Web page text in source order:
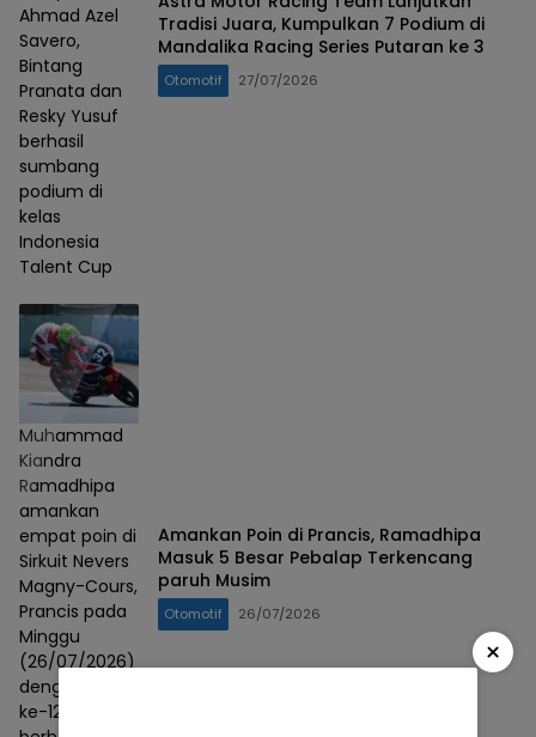
Ahmad Azel
Savero,
Bintang
Pranata dan
Resky Yusuf
berhasil
sumbang
podium di
kelas
Indonesia
Talent Cup
Tradisi Juara, Kumpulkan 7 Podium di
Mandalika Racing Series Putaran ke 3
Otomotif 27/07/2026
Muhammad
Kiandra
Ramadhipa
amankan
empat poin di
Sirkuit Nevers
Magny-Cours,
Prancis pada
Minggu
(26/07/2026)
dengan finish
ke-12 dan
Amankan Poin di Prancis, Ramadhipa
Masuk 5 Besar Pebalap Terkencang
paruh Musim
Otomotif 26/07/2026
×